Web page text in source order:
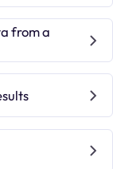
from a